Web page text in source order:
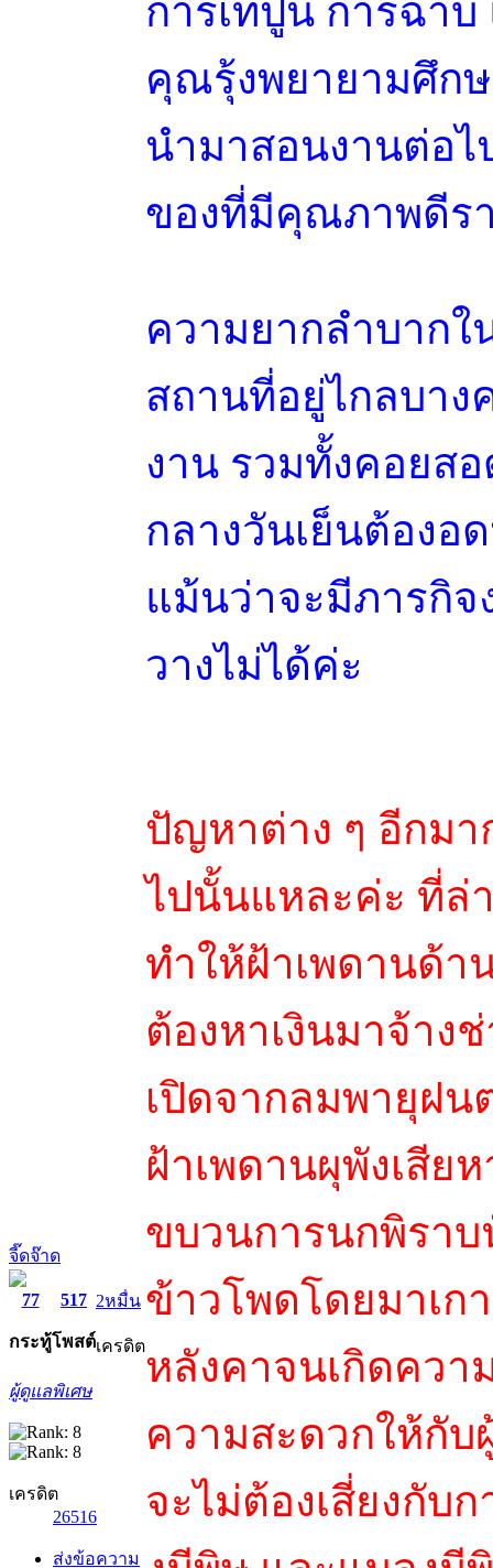
จี๊ดจ๊าด
77
กระทู้
517
โพสต์
2หมื่น
เครดิต
ผู้ดูแลพิเศษ
เครดิต
26516
ส่งข้อความ
การเทปูน การฉา
คุณรุ้งพยายามศึก
นำมาสอนงานต่อ
ของที่มีคุณภาพดีร
ความยากลำบากใ
สถานที่อยู่ไกลบาง
งาน รวมทั้งคอยส
กลางวันเย็นต้อง
แม้นว่าจะมีภารกิ
วางไม่ได้ค่ะ
ปัญหาต่าง ๆ อีกมา
ไปนั้นแหละค่ะ ที่ล่
ทำให้ฝ้าเพดานด้า
ต้องหาเงินมาจ้าง
เปิดจากลมพายุฝน
ฝ้าเพดานผุพังเสี
ขบวนการนกพิรา
ข้าวโพดโดยมาเก
หลังคาจนเกิดควา
ความสะดวกให้กั
จะไม่ต้องเสี่ยงกั